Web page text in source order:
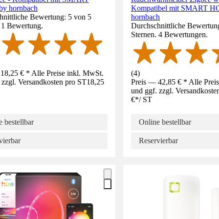
hornbach
Bewertung: 5 von 5
Bewertung.
€ * Alle Preise inkl. MwSt.
Versandkosten pro ST18,25
bestellbar
Kompatibel mit SMART
hornbach
Durchschnittliche
Sternen. 4 Bewertungen.
(4)
Preis — 42,85 € * Alle
und ggf. zzgl.
€*/ ST
Online bestellbar
Reservierbar